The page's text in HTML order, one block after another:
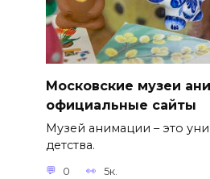
Московские музеи
официальные сайты
Музей анимации – это
детства.
0 5к.